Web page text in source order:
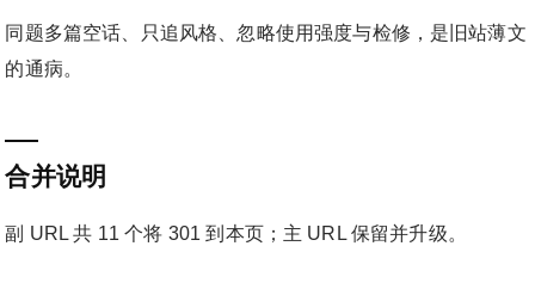
同题多篇空话、只追风格、忽略使用强度与检修，是旧站薄文
的通病。
合并说明
副 URL 共 11 个将 301 到本页；主 URL 保留并升级。